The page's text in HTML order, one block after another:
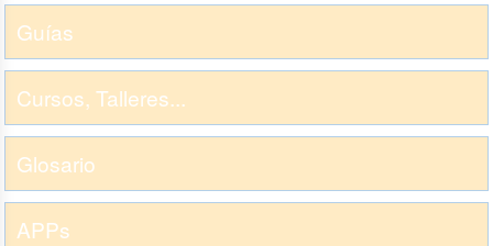
Guías
Cursos, Talleres...
Glosario
APPs